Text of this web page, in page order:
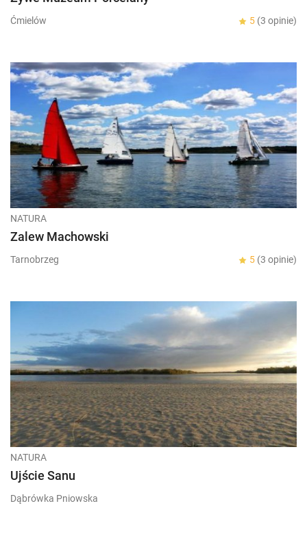
Ćmielów 5 (3 opinie)
NATURA
Zalew Machowski
Tarnobrzeg 5 (3 opinie)
NATURA
Ujście Sanu
Dąbrówka Pniowska